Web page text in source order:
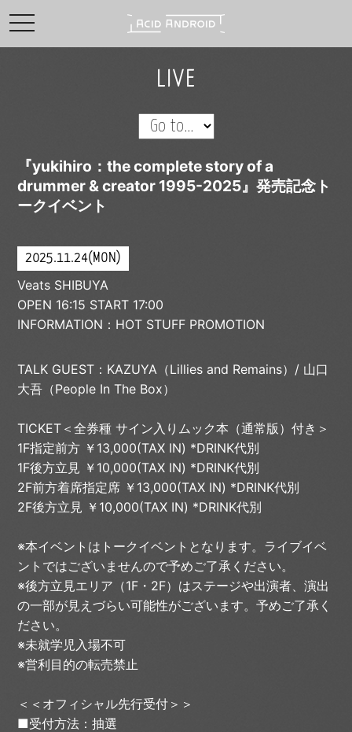
toggle navigation
LIVE
『yukihiro：the complete story of a
drummer & creator 1995-2025』発売記念ト
ークイベント
2025.11.24(MON)
Veats SHIBUYA
OPEN 16:15 START 17:00
INFORMATION：HOT STUFF PROMOTION
TALK GUEST：KAZUYA（Lillies and Remains）/ ⼭⼝
⼤吾（People In The Box）
TICKET＜全券種 サイン入りムック本（通常版）付き＞
1F指定前方 ￥13,000(TAX IN) *DRINK代別
1F後方立見 ￥10,000(TAX IN) *DRINK代別
2F前⽅着席指定席 ￥13,000(TAX IN) *DRINK代別
2F後⽅⽴⾒ ￥10,000(TAX IN) *DRINK代別
※本イベントはトークイベントとなります。ライブイベ
ントではございませんので予めご了承ください。
※後方立見エリア（1F・2F）はステージや出演者、演出
の一部が見えづらい可能性がございます。予めご了承く
ださい。
※未就学児入場不可
※営利目的の転売禁止
＜＜オフィシャル先行受付＞＞
■受付方法：抽選